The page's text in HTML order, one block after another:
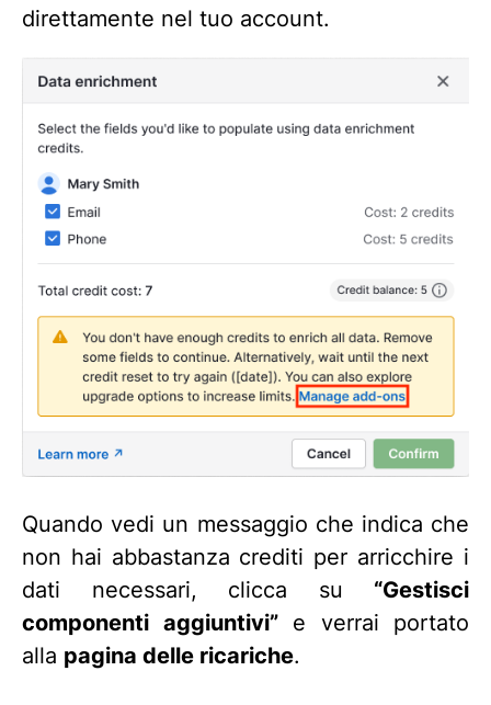
direttamente nel tuo account.
Quando vedi un messaggio che indica che
non hai abbastanza crediti per arricchire i
dati necessari, clicca su “Gestisci
componenti aggiuntivi”e verrai portato
alla pagina delle ricariche.